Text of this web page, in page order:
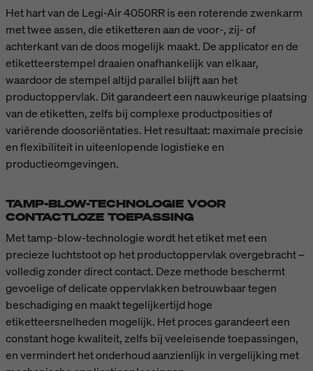
Het hart van de Legi-Air 4050RR is een roterende zwenkarm
met twee assen, die etiketteren aan de voor-, zij- of
achterkant van de doos mogelijk maakt. De applicator en de
etiketteerstempel draaien onafhankelijk van elkaar,
waardoor de stempel altijd parallel blijft aan het
productoppervlak. Dit garandeert een nauwkeurige plaatsing
van de etiketten, zelfs bij complexe productposities of
variërende doosoriëntaties. Het resultaat: maximale precisie
en flexibiliteit in uiteenlopende logistieke en
productieomgevingen.
TAMP-BLOW-TECHNOLOGIE VOOR
CONTACTLOZE TOEPASSING
Met tamp-blow-technologie wordt het etiket met een
precieze luchtstoot op het productoppervlak overgebracht –
volledig zonder direct contact. Deze methode beschermt
gevoelige of delicate oppervlakken betrouwbaar tegen
beschadiging en maakt tegelijkertijd hoge
etiketteersnelheden mogelijk. Het proces garandeert een
constant hoge kwaliteit, zelfs bij veeleisende toepassingen,
en vermindert het onderhoud aanzienlijk in vergelijking met